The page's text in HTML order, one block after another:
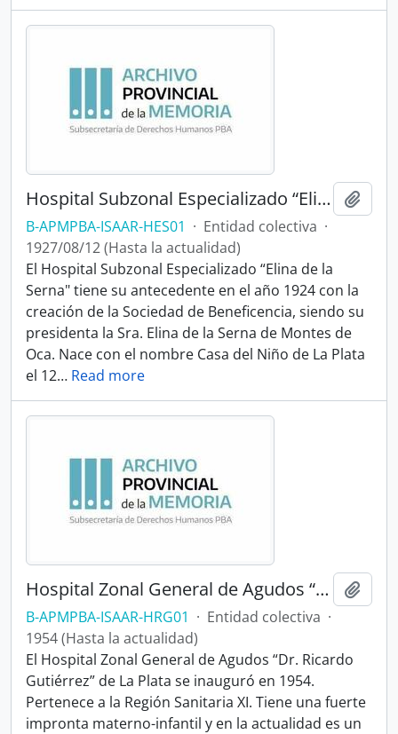
Hospital Subzonal Especializado “Elina de la Serna"
B-APMPBA-ISAAR-HES01 · Entidad colectiva ·
1927/08/12 (Hasta la actualidad)
El Hospital Subzonal Especializado “Elina de la
Serna" tiene su antecedente en el año 1924 con la
creación de la Sociedad de Beneficencia, siendo su
presidenta la Sra. Elina de la Serna de Montes de
Oca. Nace con el nombre Casa del Niño de La Plata
el 12… Read more
Hospital Zonal General de Agudos “Dr. Ricardo Gutiérrez”
B-APMPBA-ISAAR-HRG01 · Entidad colectiva ·
1954 (Hasta la actualidad)
El Hospital Zonal General de Agudos “Dr. Ricardo
Gutiérrez” de La Plata se inauguró en 1954.
Pertenece a la Región Sanitaria XI. Tiene una fuerte
impronta materno-infantil y en la actualidad es un